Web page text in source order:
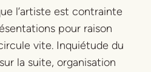
l’artiste est contrainte
pour raison
vite. Inquiétude du
la suite, organisation